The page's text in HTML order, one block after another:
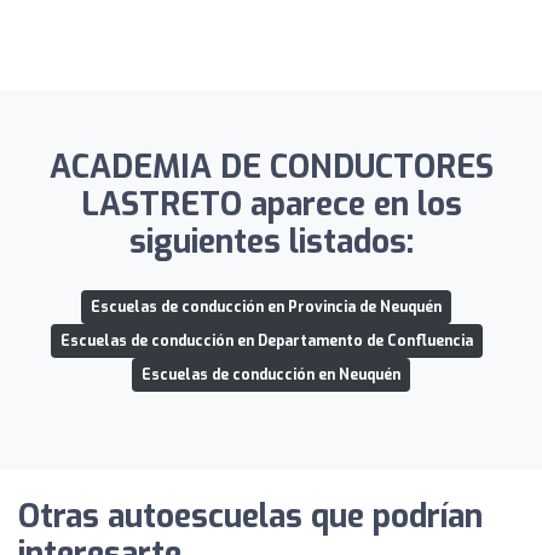
ACADEMIA DE CONDUCTORES
LASTRETO aparece en los
siguientes listados:
Escuelas de conducción en Provincia de Neuquén
Escuelas de conducción en Departamento de Confluencia
Escuelas de conducción en Neuquén
Otras autoescuelas que podrían